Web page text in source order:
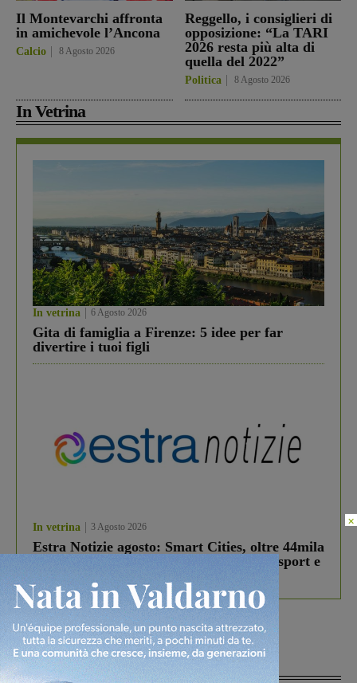
Il Montevarchi affronta
in amichevole l’Ancona
Calcio 8 Agosto 2026
Reggello, i consiglieri di
opposizione: “La TARI
2026 resta più alta di
quella del 2022”
Politica 8 Agosto 2026
In Vetrina
In vetrina 6 Agosto 2026
Gita di famiglia a Firenze: 5 idee per far
divertire i tuoi figli
In vetrina 3 Agosto 2026
Estra Notizie agosto: Smart Cities, oltre 44mila
studenti coinvolti, torna il bando per lo sport e
debutta il podcast Estrair
Più lette
×